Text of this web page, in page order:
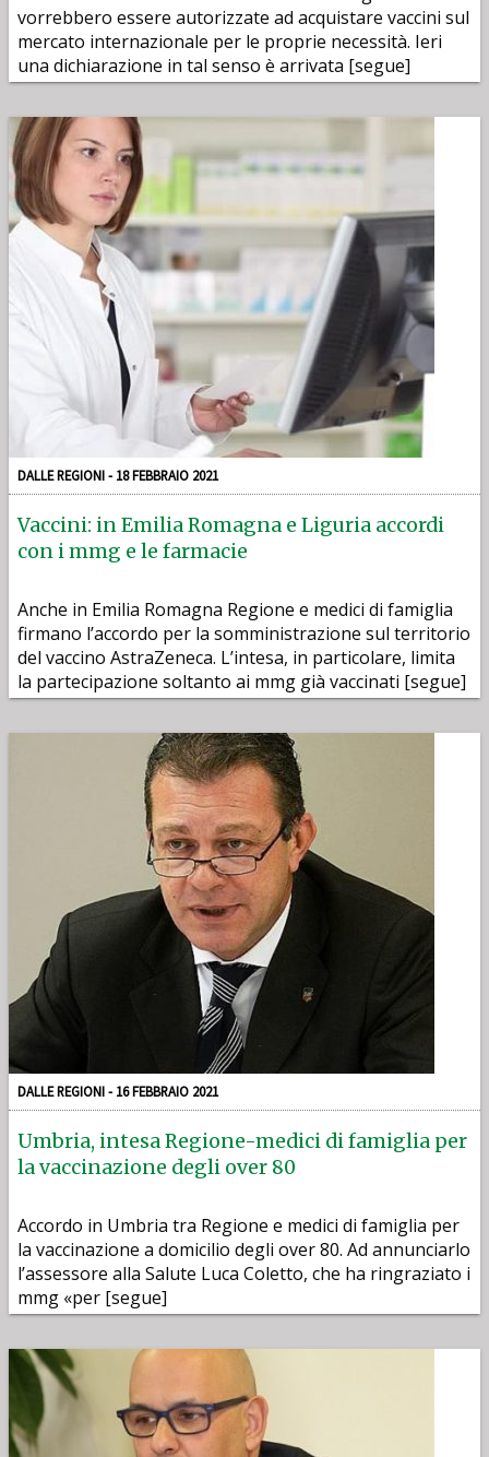
vorrebbero essere autorizzate ad acquistare vaccini sul
mercato internazionale per le proprie necessità. Ieri
una dichiarazione in tal senso è arrivata [segue]
DALLE REGIONI - 18 FEBBRAIO 2021
Vaccini: in Emilia Romagna e Liguria accordi
con i mmg e le farmacie
Anche in Emilia Romagna Regione e medici di famiglia
firmano l’accordo per la somministrazione sul territorio
del vaccino AstraZeneca. L’intesa, in particolare, limita
la partecipazione soltanto ai mmg già vaccinati [segue]
DALLE REGIONI - 16 FEBBRAIO 2021
Umbria, intesa Regione-medici di famiglia per
la vaccinazione degli over 80
Accordo in Umbria tra Regione e medici di famiglia per
la vaccinazione a domicilio degli over 80. Ad annunciarlo
l’assessore alla Salute Luca Coletto, che ha ringraziato i
mmg «per [segue]